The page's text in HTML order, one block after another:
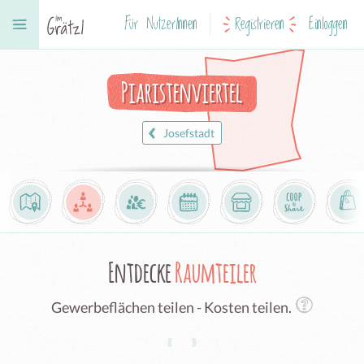
Für NutzerInnen Registrieren Einloggen
Piaristenviertel
Josefstadt
EntdeckeRaumteiler
Gewerbeflächen teilen - Kosten teilen.